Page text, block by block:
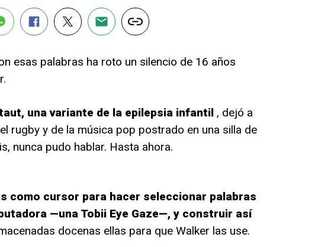
esas palabras ha roto un silencio de 16 años
una variante de la epilepsia infantil, dejó a
rugby y de la música pop postrado en una silla de
nunca pudo hablar. Hasta ahora.
como cursor para hacer seleccionar palabras
—una Tobii Eye Gaze—, y construir así
docenas ellas para que Walker las use.